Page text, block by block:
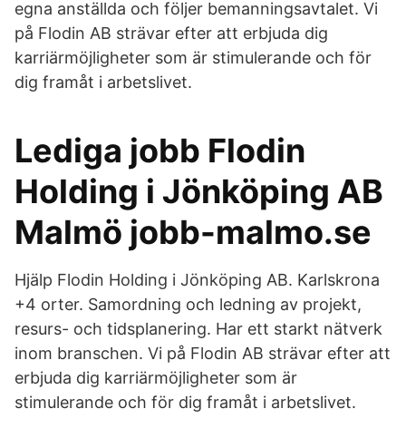
egna anställda och följer bemanningsavtalet. Vi
på Flodin AB strävar efter att erbjuda dig
karriärmöjligheter som är stimulerande och för
dig framåt i arbetslivet.
Lediga jobb Flodin
Holding i Jönköping AB
Malmö jobb-malmo.se
Hjälp Flodin Holding i Jönköping AB. Karlskrona
+4 orter. Samordning och ledning av projekt,
resurs- och tidsplanering. Har ett starkt nätverk
inom branschen. Vi på Flodin AB strävar efter att
erbjuda dig karriärmöjligheter som är
stimulerande och för dig framåt i arbetslivet.